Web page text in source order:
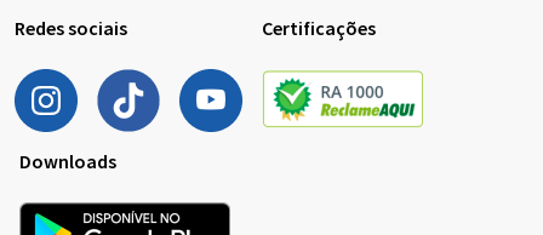
Redes sociais Certificações
Downloads